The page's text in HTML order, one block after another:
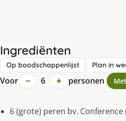
Ingrediënten
Op boodschappenlijst Plan in
Voor − 6 + personen
6 (grote) peren bv. Conference